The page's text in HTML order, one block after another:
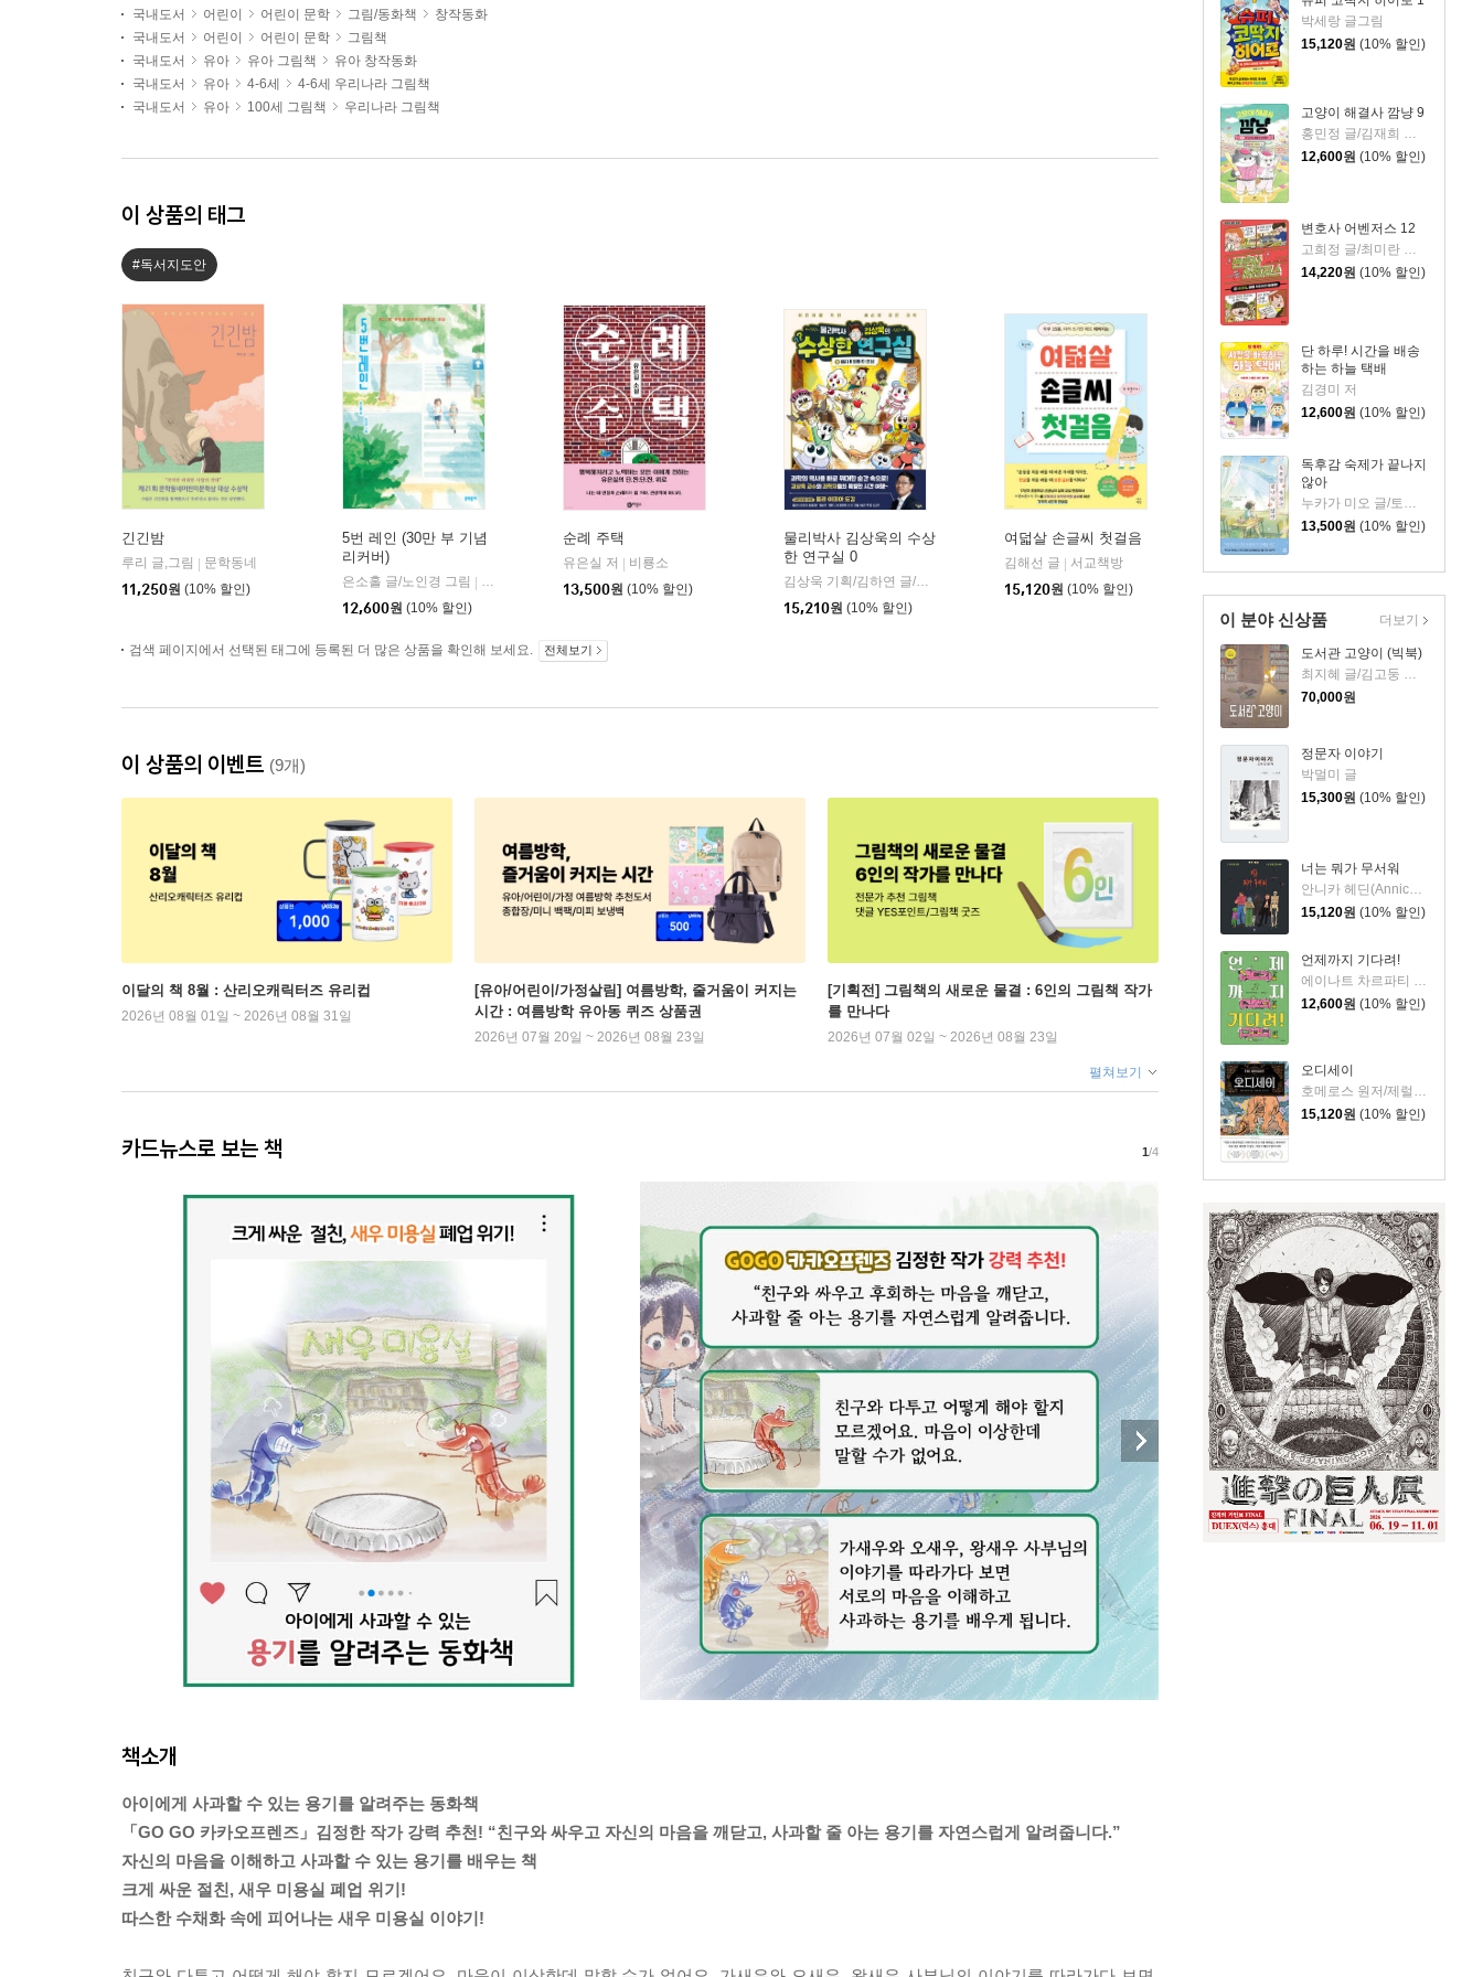
박세랑 글그림
15,120원 (10% 할인)
고양이 해결사 깜냥 9
12,600원 (10% 할인)
변호사 어벤저스 12
고희정 글/최미란 그림/신주영 감수
14,220원 (10% 할인)
단 하루! 시간을 배송
하는 하늘 택배
김경미 저
12,600원 (10% 할인)
독후감 숙제가 끝나지
않아
누카가 미오 글/토티 그림/김지영 역
13,500원 (10% 할인)
이 분야 신상품
도서관 고양이 (빅북)
최지혜 글/김고둥 그림
70,000원
정문자 이야기
박멀미 글
15,300원 (10% 할인)
너는 뭐가 무서워
안니카 헤딘(Annica Hedin) 글/한나 클린타게 (Hanna Klinthage) 그림
15,120원 (10% 할인)
언제까지 기다려!
에이나트 차르파티 글그림/정재원 역
12,600원 (10% 할인)
오디세이
호메로스 원저/제럴딘 매코크런 글/김재용 역/장시은 감수
15,120원 (10% 할인)
더보기
국내도서
어린이 어린이 문학 그림/동화책
창작동화
국내도서
어린이 어린이 문학
그림책
국내도서
유아 유아 그림책
유아 창작동화
국내도서
유아 4-6세
4-6세 우리나라 그림책
국내도서
유아 100세 그림책 우리나라 그림책
이 상품의 태그
#독서지도안
긴긴밤
루리 글,그림
문학동네
11,250원 (10% 할인)
5번 레인 (30만 부 기념
리커버)
은소홀 글/노인경 그림
문학동네
12,600원 (10% 할인)
순례 주택
유은실 저
비룡소
13,500원 (10% 할인)
물리박사 김상욱의 수상
한 연구실 0
김상욱 기획/김하연 글/정순규 그림
아울북
15,210원 (10% 할인)
여덟살 손글씨 첫걸음
김해선 글
서교책방
15,120원 (10% 할인)
검색 페이지에서 선택된 태그에 등록된 더 많은 상품을 확인해 보세요. 전체보기
이 상품의 이벤트 (9개)
이달의 책 8월 : 산리오캐릭터즈 유리컵
2026년 08월 01일 ~ 2026년 08월 31일
[유아/어린이/가정살림] 여름방학, 줄거움이 커지는
시간 : 여름방학 유아동 퀴즈 상품권
2026년 07월 20일 ~ 2026년 08월 23일
[기획전] 그림책의 새로운 물결 : 6인의 그림책 작가
를 만나다
2026년 07월 02일 ~ 2026년 08월 23일
펼쳐보기
카드뉴스로 보는 책 1/4
책소개
아이에게 사과할 수 있는 용기를 알려주는 동화책
「GO GO 카카오프렌즈」김정한 작가 강력 추천! “친구와 싸우고 자신의 마음을 깨닫고, 사과할 줄 아는 용기를 자연스럽게 알려줍니다.”
자신의 마음을 이해하고 사과할 수 있는 용기를 배우는 책
크게 싸운 절친, 새우 미용실 폐업 위기!
따스한 수채화 속에 피어나는 새우 미용실 이야기!